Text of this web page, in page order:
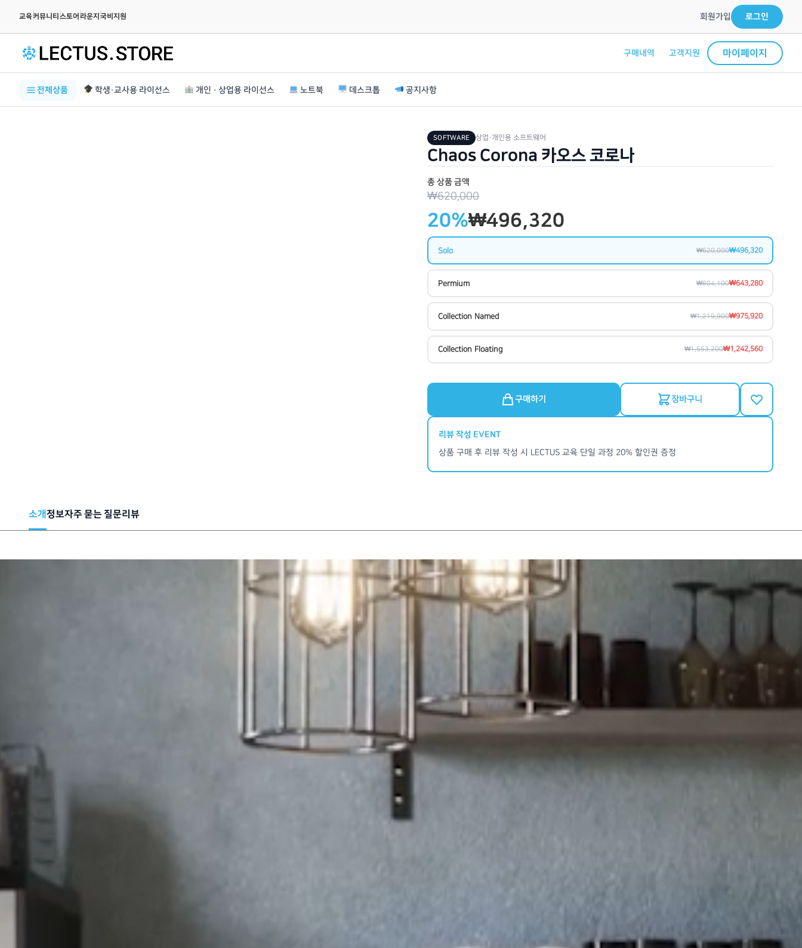
교육|커뮤니티 |스토어 |라운지 |국비지원 회원가입 로그인
구매내역 고객지원 마이페이지
전체상품 학생·교사용 라이선스 개인 · 상업용 라이선스 노트북 데스크톱 공지사항
SOFTWARE 상업·개인용 소프트웨어
Chaos Corona 카오스 코로나
총 상품 금액
₩620,000
20%₩496,320
Solo ₩620,000₩496,320
Permium ₩804,100₩643,280
Collection Named ₩1,219,900₩975,920
Collection Floating ₩1,553,200₩1,242,560
구매하기 장바구니
리뷰 작성 EVENT
상품 구매 후 리뷰 작성 시 LECTUS 교육 단일 과정 20% 할인권 증정
소개정보자주 묻는 질문리뷰